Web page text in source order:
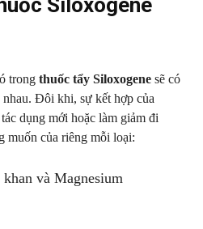
Siloxogene
trong thuốc tẩy Siloxogene sẽ có
nhau. Đôi khi, sự kết hợp của
dụng mới hoặc làm giảm đi
muốn của riêng mỗi loại:
và Magnesium